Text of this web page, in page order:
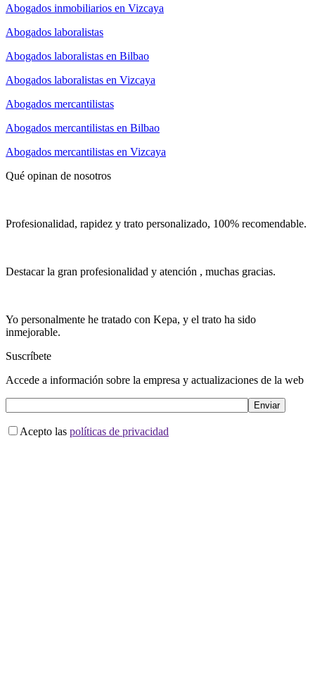
Abogados inmobiliarios en Vizcaya
Abogados laboralistas
Abogados laboralistas en Bilbao
Abogados laboralistas en Vizcaya
Abogados mercantilistas
Abogados mercantilistas en Bilbao
Abogados mercantilistas en Vizcaya
Qué opinan de nosotros
Profesionalidad, rapidez y trato personalizado, 100% recomendable.
Destacar la gran profesionalidad y atención , muchas gracias.
Yo personalmente he tratado con Kepa, y el trato ha sido
inmejorable.
Suscríbete
Accede a información sobre la empresa y actualizaciones de la web
Acepto las políticas de privacidad